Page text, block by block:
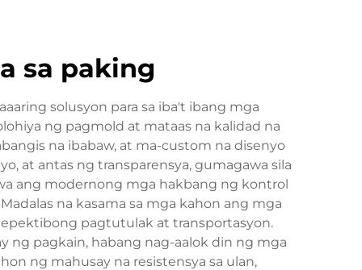
sa paking
solusyon para sa iba't ibang mga
ng pagmold at mataas na kalidad na
na ibabaw, at ma-custom na disenyo
at antas ng transparensya, gumagawa sila
ang modernong mga hakbang ng kontrol
na kasama sa mga kahon ang mga
pagtutulak at transportasyon.
ng pagkain, habang nag-aalok din ng mga
ng mahusay na resistensya sa ulan,